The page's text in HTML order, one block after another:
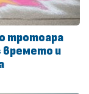
тротоара
времето и